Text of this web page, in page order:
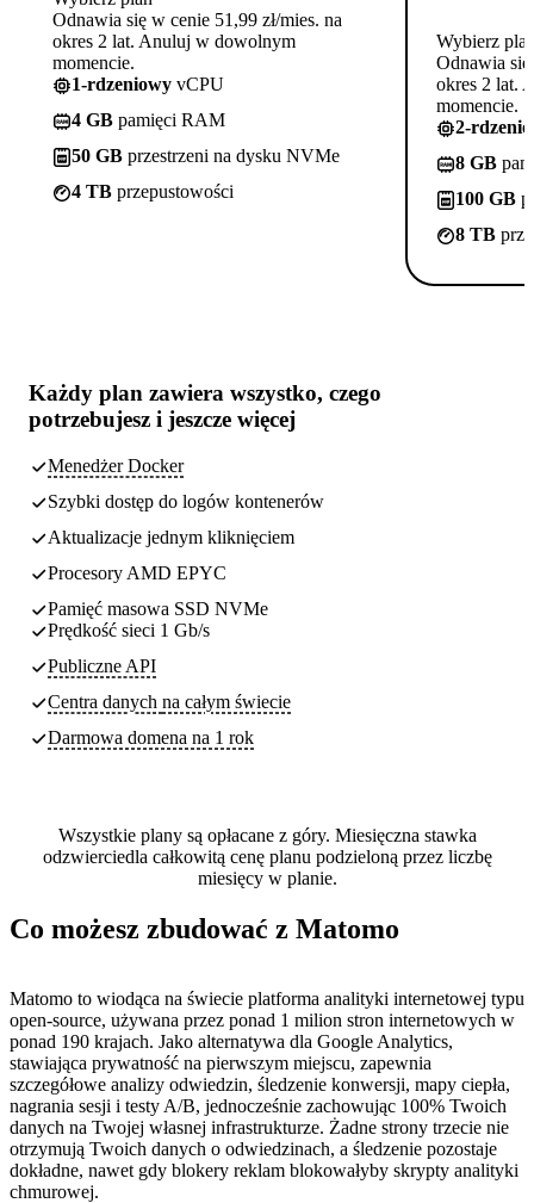
Odnawia się w cenie 51,99 zł/mies. na
okres 2 lat. Anuluj w dowolnym
momencie.
1-rdzeniowy vCPU
4 GB pamięci RAM
50 GB przestrzeni na dysku NVMe
4 TB przepustowości
Wybierz
Odnawia się
okres 2 lat.
momencie.
2-
8 GB
100 GB
8 TB
Każdy plan zawiera wszystko, czego
potrzebujesz i jeszcze więcej
Menedżer Docker
Szybki dostęp do logów kontenerów
Aktualizacje jednym kliknięciem
Procesory AMD EPYC
Pamięć masowa SSD NVMe
Prędkość sieci 1 Gb/s
Publiczne API
Centra danych na całym świecie
Darmowa domena na 1 rok
Wszystkie plany są opłacane z góry. Miesięczna stawka
odzwierciedla całkowitą cenę planu podzieloną przez liczbę
miesięcy w planie.
Co możesz zbudować z Matomo
Matomo to wiodąca na świecie platforma analityki internetowej typu
open-source, używana przez ponad 1 milion stron internetowych w
ponad 190 krajach. Jako alternatywa dla Google Analytics,
stawiająca prywatność na pierwszym miejscu, zapewnia
szczegółowe analizy odwiedzin, śledzenie konwersji, mapy ciepła,
nagrania sesji i testy A/B, jednocześnie zachowując 100% Twoich
danych na Twojej własnej infrastrukturze. Żadne strony trzecie nie
otrzymują Twoich danych o odwiedzinach, a śledzenie pozostaje
dokładne, nawet gdy blokery reklam blokowałyby skrypty analityki
chmurowej.